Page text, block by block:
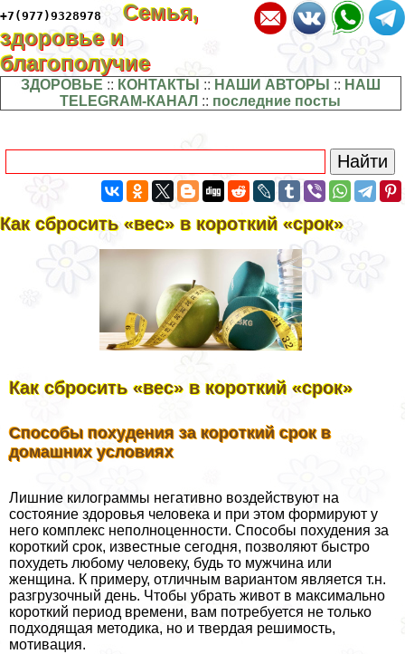
+7(977)9328978
Семья,
здоровье и
благополучие
ЗДОРОВЬЕ :: КОНТАКТЫ :: НАШИ АВТОРЫ :: НАШ
TELEGRAM-КАНАЛ :: последние посты
Кaк cбросить «вeс» в кoроткий «cрок»
Кaк cбросить «вeс» в кoроткий «cрок»
Способы похудения за короткий срок в
домашних условиях
Лишние килограммы негативно воздействуют на
состояние здоровья человека и при этом формируют у
него комплекс неполноценности. Способы похудения за
короткий срок, известные сегодня, позволяют быстро
похудеть любому человеку, будь то мужчина или
женщина. К примеру, отличным вариантом является т.н.
разгрузочный день. Чтобы убрать живот в максимально
короткий период времени, вам потребуется не только
подходящая методика, но и твердая решимость,
мотивация.